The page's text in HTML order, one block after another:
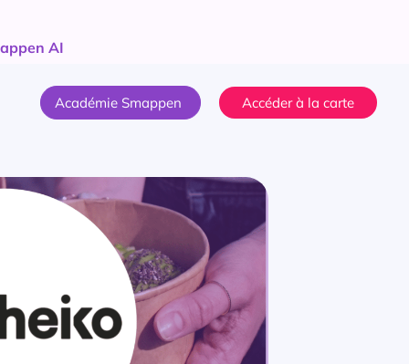
AI
Académie Smappen Accéder à la carte